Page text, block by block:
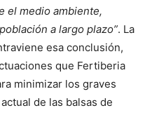
el medio ambiente,
a largo plazo”. La
esa conclusión,
que Fertiberia
minimizar los graves
de las balsas de